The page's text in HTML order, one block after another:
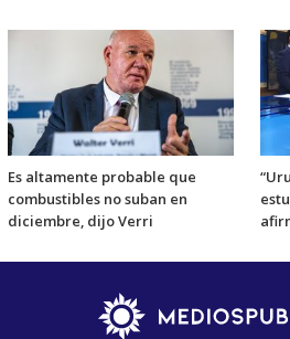
Es altamente probable que
combustibles no suban en
diciembre, dijo Verri